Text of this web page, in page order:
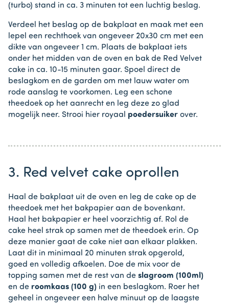
(turbo) stand in ca. 3 minuten tot een luchtig beslag.
Verdeel het beslag op de bakplaat en maak met een
lepel een rechthoek van ongeveer 20x30 cm met een
dikte van ongeveer 1 cm. Plaats de bakplaat iets
onder het midden van de oven en bak de Red Velvet
cake in ca. 10-15 minuten gaar. Spoel direct de
beslagkom en de garden om met lauw water om
rode aanslag te voorkomen. Leg een schone
theedoek op het aanrecht en leg deze zo glad
mogelijk neer. Strooi hier royaal poedersuiker over.
3. Red velvet cake oprollen
Haal de bakplaat uit de oven en leg de cake op de
theedoek met het bakpapier aan de bovenkant.
Haal het bakpapier er heel voorzichtig af. Rol de
cake heel strak op samen met de theedoek erin. Op
deze manier gaat de cake niet aan elkaar plakken.
Laat dit in minimaal 20 minuten strak opgerold,
goed en volledig afkoelen. Doe de mix voor de
topping samen met de rest van de slagroom (100ml)
en de roomkaas (100 g) in een beslagkom. Roer het
geheel in ongeveer een halve minuut op de laagste